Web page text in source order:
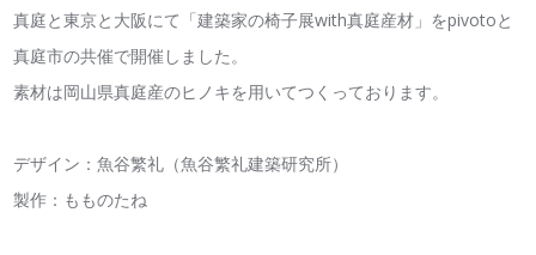
真庭と東京と大阪にて「建築家の椅子展with真庭産材」をpivotoと
真庭市の共催で開催しました。
素材は岡山県真庭産のヒノキを用いてつくっております。
デザイン：魚谷繁礼（魚谷繁礼建築研究所）
製作：もものたね